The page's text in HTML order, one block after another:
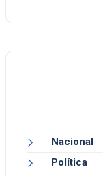
Nacional
Política